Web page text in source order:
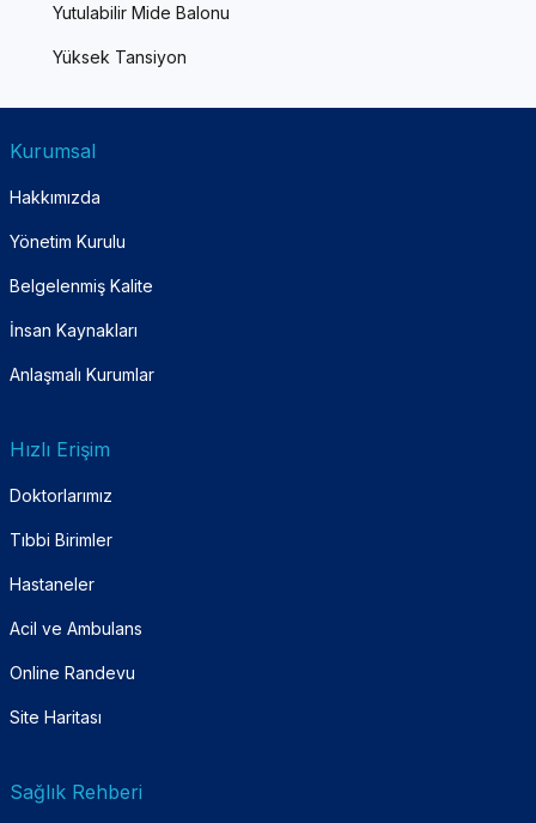
Yutulabilir Mide Balonu
Yüksek Tansiyon
Kurumsal
Hakkımızda
Yönetim Kurulu
Belgelenmiş Kalite
İnsan Kaynakları
Anlaşmalı Kurumlar
Hızlı Erişim
Doktorlarımız
Tıbbi Birimler
Hastaneler
Acil ve Ambulans
Online Randevu
Site Haritası
Sağlık Rehberi